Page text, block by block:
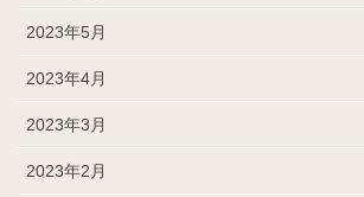
2023年5月
2023年4月
2023年3月
2023年2月